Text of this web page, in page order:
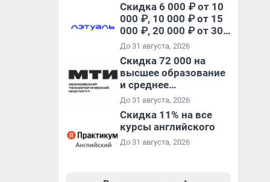
Скидка 6 000 ₽ от 10
000 ₽, 10 000 ₽ от 15
000 ₽, 20 000 ₽ от 30
000 ₽ и 35 000 ₽ от 50
000 ₽ на первый и все
повторные заказы по
промокоду НАБЕРИ
До 31 августа, 2026
Скидка 72 000 на
высшее образование
и среднее
специальное
образование в
первый год обучения
До 31 августа, 2026
Скидка 11% на все
курсы английского
До 31 августа, 2026